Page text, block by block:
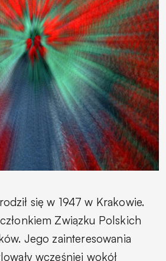
się w 1947 w Krakowie.
Związku Polskich
Jego zainteresowania
wcześniej wokół